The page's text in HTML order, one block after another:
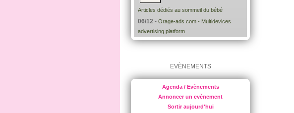
Articles dédiés au sommeil du bébé
06/12 - Orage-ads.com - Multidevices
advertising platform
EVÈNEMENTS
Agenda / Evènements
Annoncer un evènement
Sortir aujourd'hui